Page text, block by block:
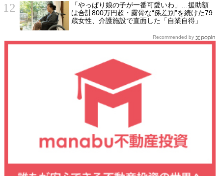
「やっぱり娘の子が一番可愛いわ」…援助額
は合計800万円超・露骨な“孫差別”を続けた79
歳女性、介護施設で直面した「自業自得」
Recommended by